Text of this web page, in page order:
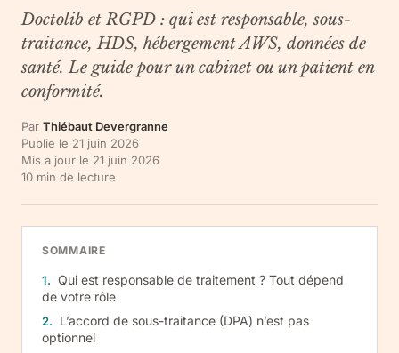
Doctolib et RGPD : qui est responsable, sous-
traitance, HDS, hébergement AWS, données de
santé. Le guide pour un cabinet ou un patient en
conformité.
Par Thiébaut Devergranne
Publie le 21 juin 2026
Mis a jour le 21 juin 2026
10 min de lecture
SOMMAIRE
Qui est responsable de traitement ? Tout dépend
de votre rôle
L’accord de sous-traitance (DPA) n’est pas
optionnel